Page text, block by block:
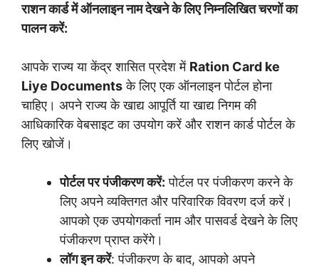
राशन कार्ड में ऑनलाइन नाम देखने के लिए निम्नलिखित चरणों का
पालन करें:
आपके राज्य या केंद्र शासित प्रदेश में Ration Card ke
Liye Documentsके लिए एक ऑनलाइन पोर्टल होना
चाहिए। अपने राज्य के खाद्य आपूर्ति या खाद्य निगम की
आधिकारिक वेबसाइट का उपयोग करें और राशन कार्ड पोर्टल के
लिए खोजें।
पोर्टल पर पंजीकरण करें: पोर्टल पर पंजीकरण करने के
लिए अपने व्यक्तिगत और परिवारिक विवरण दर्ज करें।
आपको एक उपयोगकर्ता नाम और पासवर्ड देखने के लिए
पंजीकरण प्राप्त करेंगे।
लॉग इन करें: पंजीकरण के बाद, आपको अपने